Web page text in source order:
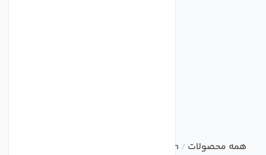
همه محصولات /
damandeh